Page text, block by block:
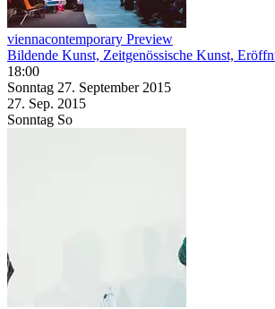
viennacontemporary Preview
Bildende Kunst, Zeitgenössische Kunst,
18:00
Sonntag 27. September 2015
27. Sep. 2015
Sonntag So